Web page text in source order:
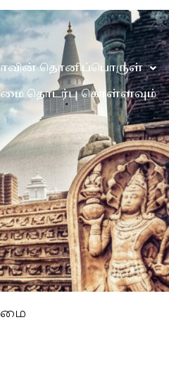
தொனிப்பொருள்
தொடர்பு கொள்ளவும்